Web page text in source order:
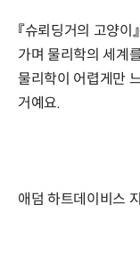
『슈뢰딩거의 고양
가며 물리학의 세계
물리학이 어렵게만
거예요.
애덤 하트데이비스